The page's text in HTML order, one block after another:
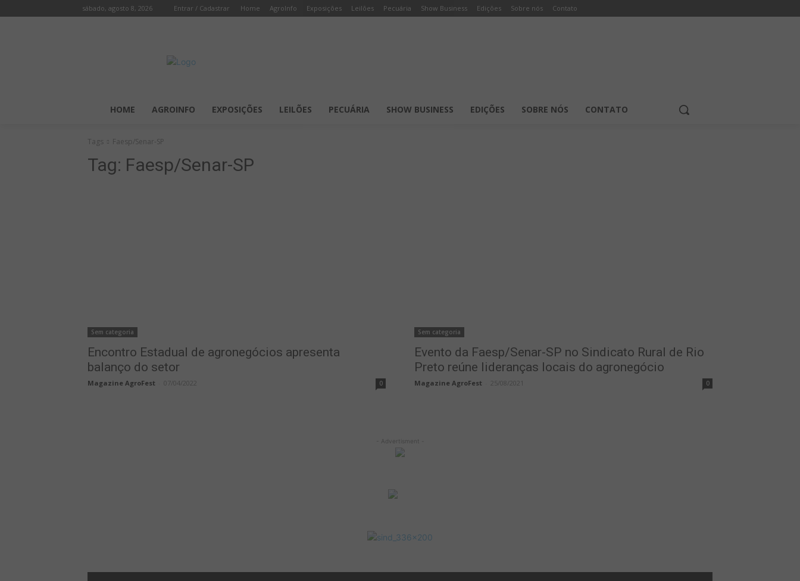
sábado, agosto 8, 2026 Entrar / Cadastrar Home AgroInfo Exposições Leilões Pecuária Show Business Edições Sobre nós Contato
HOME AGROINFO EXPOSIÇÕES LEILÕES PECUÁRIA SHOW BUSINESS EDIÇÕES SOBRE NÓS CONTATO
Tags Faesp/Senar-SP
Tag: Faesp/Senar-SP
Sem categoria
Encontro Estadual de agronegócios apresenta
balanço do setor
Magazine AgroFest 07/04/2022 0
Sem categoria
Evento da Faesp/Senar-SP no Sindicato Rural de Rio
Preto reúne lideranças locais do agronegócio
Magazine AgroFest 25/08/2021 0
- Advertisment -